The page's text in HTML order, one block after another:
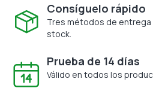
Consíguelo rápido
Tres métodos de
stock.
Prueba de 14 días
Válido en todos los